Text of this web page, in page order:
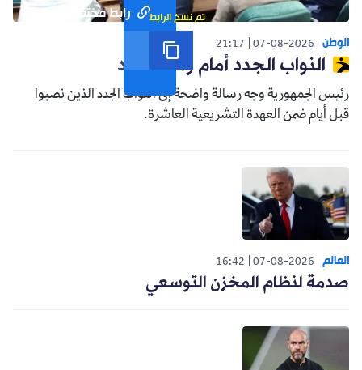
رابط مختصر تم نسخ الرابط
الوطن 07-08-2026
21:17
النواب الجدد أمام واقع جديد
رئيس الجمهورية وجه رسالة واضحة إلى النواب الجدد الذين نصبوا
قبل أيام ضمن العهدة التشريعية العاشرة.
العالم 07-08-2026
16:42
صدمة لنظام المخزن التوسعي